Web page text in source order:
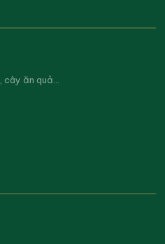
ăn quả…